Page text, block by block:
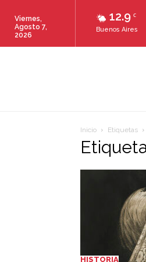
12.9 C
Buenos Aires
Viernes,
Agosto 7,
2026
Inicio Etiquetas
HISTORIA